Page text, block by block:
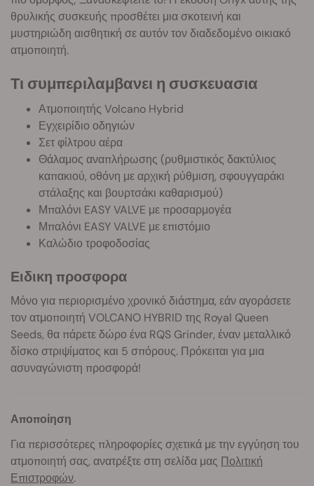
θρυλικής συσκευής προσθέτει μια σκοτεινή και
μυστηριώδη αισθητική σε αυτόν τον διαδεδομένο οικιακό
ατμοποιητή.
Τι συμπεριλαμβανει η συσκευασια
Ατμοποιητής Volcano Hybrid
Εγχειρίδιο οδηγιών
Σετ φίλτρου αέρα
Θάλαμος αναπλήρωσης (ρυθμιστικός δακτύλιος
καπακιού, οθόνη με αρχική ρύθμιση, σφουγγαράκι
στάλαξης και βουρτσάκι καθαρισμού)
Μπαλόνι EASY VALVE με προσαρμογέα
Μπαλόνι EASY VALVE με επιστόμιο
Καλώδιο τροφοδοσίας
Ειδικη προσφορα
Μόνο για περιορισμένο χρονικό διάστημα, εάν αγοράσετε
τον ατμοποιητή VOLCANO HYBRID της Royal Queen
Seeds, θα πάρετε δώρο ένα RQS Grinder, έναν μεταλλικό
δίσκο στριψίματος και 5 σπόρους. Πρόκειται για μια
ασυναγώνιστη προσφορά!
Αποποίηση
Για περισσότερες πληροφορίες σχετικά με την εγγύηση του
ατμοποιητή σας, ανατρέξτε στη σελίδα μας Πολιτική
Επιστροφών.